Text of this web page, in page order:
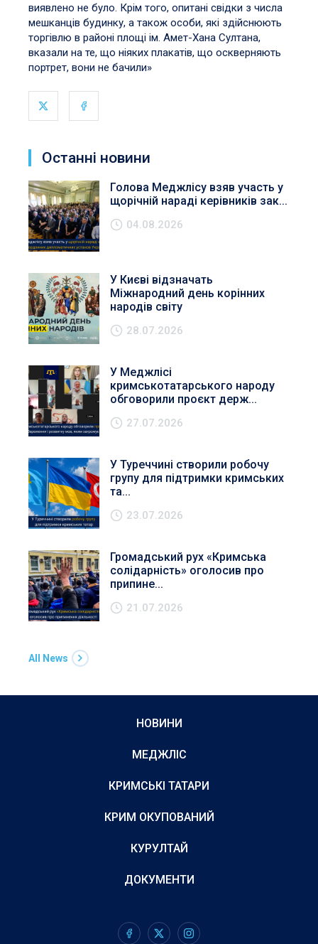
виявлено не було. Крім того, опитані свідки з числа
мешканців будинку, а також особи, які здійснюють
торгівлю в районі площі ім. Амет-Хана Султана,
вказали на те, що ніяких плакатів, що оскверняють
портрет, вони не бачили»
Останні новини
Голова Меджлісу взяв участь у
щорічній нараді керівників зак...
04.08.2026
У Києві відзначать
Міжнародний день корінних
народів світу
28.07.2026
У Меджлісі
кримськотатарського народу
обговорили проєкт держ...
27.07.2026
У Туреччині створили робочу
групу для підтримки кримських
та...
23.07.2026
Громадський рух «Кримська
солідарність» оголосив про
припине...
21.07.2026
All News
НОВИНИ
МЕДЖЛІС
КРИМСЬКІ ТАТАРИ
КРИМ ОКУПОВАНИЙ
КУРУЛТАЙ
ДОКУМЕНТИ